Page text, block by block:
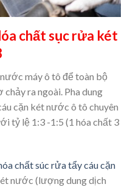
chất sục rửa két
máy ô tô để toàn bộ
ra ngoài. Pha dung
cặn két nước ô tô chuyên
tỷ lệ 1:3 -1:5 (1 hóa chất 3
chất súc rửa tẩy cáu cặn
nước (lượng dung dịch